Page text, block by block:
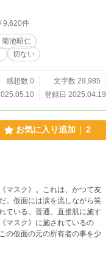
9,620件
菊池昭仁
切ない
感想数 0
文字数 29,985
登録日 2025.04.19
お気に入り追加 2
マスク》。これは、かつて友
。仮面には涙を流しながら笑
ている。普通、直接肌に施す
マスク》に施されているの
の仮面の元の所有者の事を少